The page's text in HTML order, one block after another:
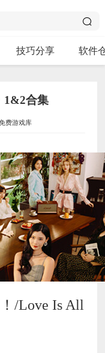
技巧分享 软件
1&2合集
费游戏库
/Love Is All